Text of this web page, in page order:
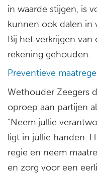
in waarde stijgen, is
kunnen ook dalen in
Bij het verkrijgen
rekening gehouden.
Preventieve
Wethouder Zeegers
oproep aan partijen
“Neem jullie
ligt in jullie handen.
regie en neem
en zorg voor een